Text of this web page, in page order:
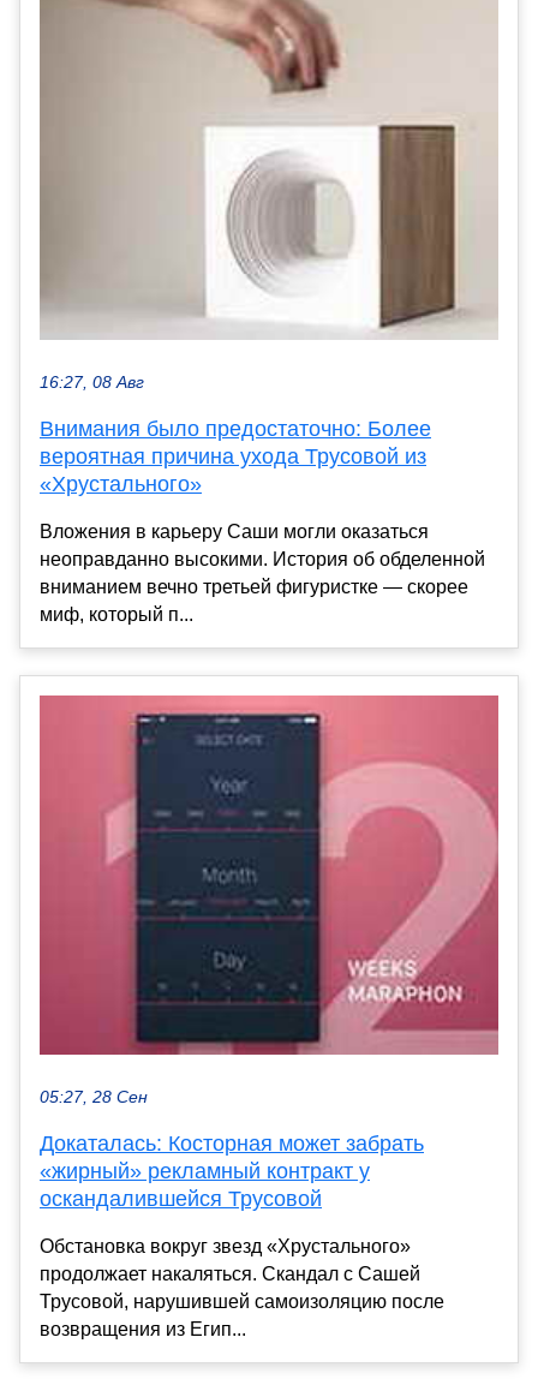
16:27, 08 Авг
Внимания было предостаточно: Более
вероятная причина ухода Трусовой из
«Хрустального»
Вложения в карьеру Саши могли оказаться
неоправданно высокими. История об обделенной
вниманием вечно третьей фигуристке — скорее
миф, который п...
05:27, 28 Сен
Докаталась: Косторная может забрать
«жирный» рекламный контракт у
оскандалившейся Трусовой
Обстановка вокруг звезд «Хрустального»
продолжает накаляться. Скандал с Сашей
Трусовой, нарушившей самоизоляцию после
возвращения из Егип...